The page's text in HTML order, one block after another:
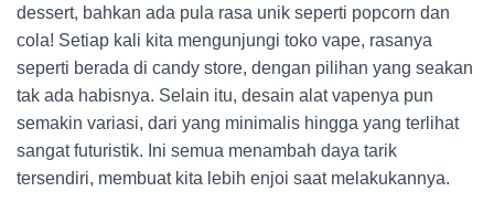
dessert, bahkan ada pula rasa unik seperti popcorn dan
cola! Setiap kali kita mengunjungi toko vape, rasanya
seperti berada di candy store, dengan pilihan yang seakan
tak ada habisnya. Selain itu, desain alat vapenya pun
semakin variasi, dari yang minimalis hingga yang terlihat
sangat futuristik. Ini semua menambah daya tarik
tersendiri, membuat kita lebih enjoi saat melakukannya.